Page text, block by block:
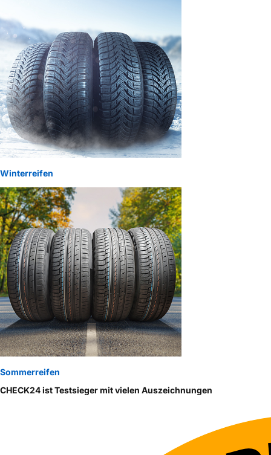
Winterreifen
Sommerreifen
CHECK24 ist Testsieger mit vielen Auszeichnungen